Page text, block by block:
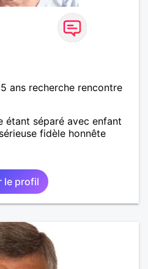
ans recherche rencontre
étant séparé avec enfant
fidèle honnête
le profil